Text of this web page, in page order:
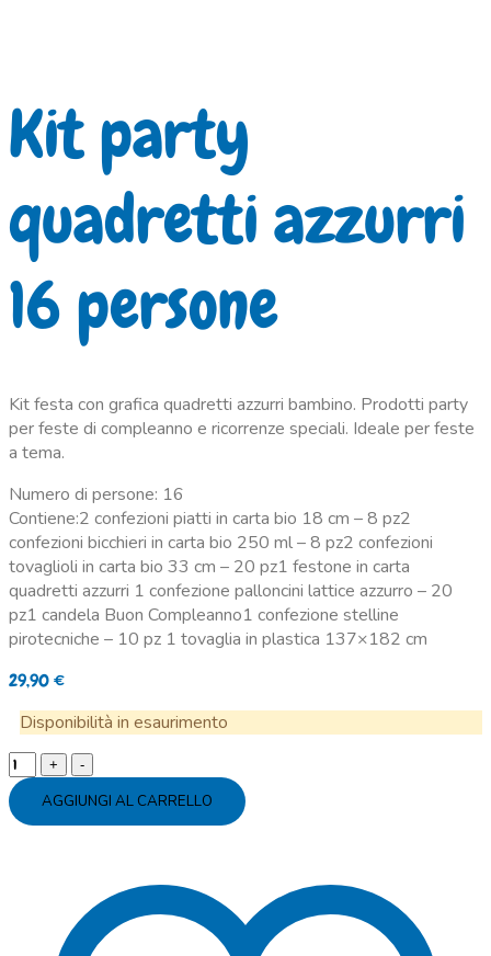
Kit party
quadretti azzurri
16 persone
Kit festa con grafica quadretti azzurri bambino. Prodotti party
per feste di compleanno e ricorrenze speciali. Ideale per feste
a tema.
Numero di persone: 16
Contiene:2 confezioni piatti in carta bio 18 cm – 8 pz2
confezioni bicchieri in carta bio 250 ml – 8 pz2 confezioni
tovaglioli in carta bio 33 cm – 20 pz1 festone in carta
quadretti azzurri 1 confezione palloncini lattice azzurro – 20
pz1 candela Buon Compleanno1 confezione stelline
pirotecniche – 10 pz 1 tovaglia in plastica 137×182 cm
29,90€
Disponibilità in esaurimento
Kit
party
quadrettiAGGIUNGI AL CARRELLO